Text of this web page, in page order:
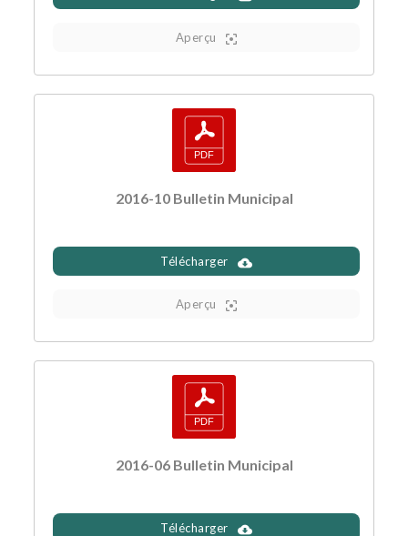
Aperçu
2016-10 Bulletin Municipal
Télécharger
Aperçu
2016-06 Bulletin Municipal
Télécharger